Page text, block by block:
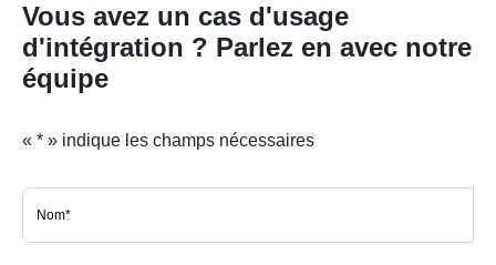
Vous avez un cas d'usage
d'intégration ? Parlez en avec notre
équipe
« * » indique les champs nécessaires